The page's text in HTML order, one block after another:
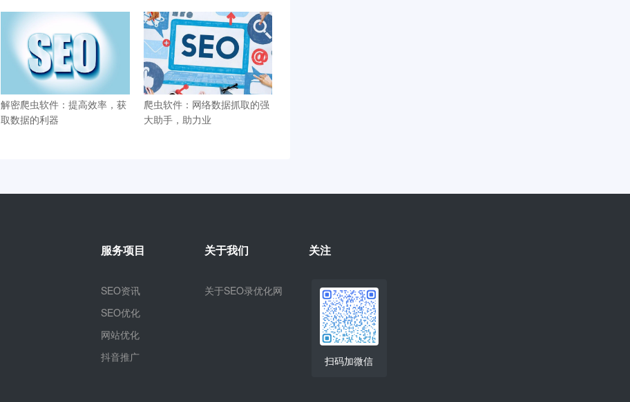
解密爬虫软件：提高效率，获
取数据的利器
爬虫软件：网络数据抓取的强
大助手，助力业
服务项目
SEO资讯
SEO优化
网站优化
抖音推广
关于我们
关于SEO录优化网
关注
扫码加微信